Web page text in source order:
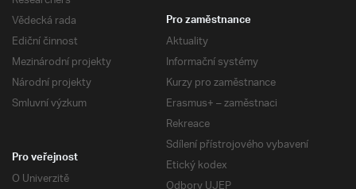
Vědecká rada
Ediční činnost
Mezinárodní projekty
Národní projekty
Smluvní výzkum
Pro zaměstnance
Aktuality
Informační systémy
Kurzy pro zaměstnance
Erasmus+ – zaměstnaci
Rekreace
Sdílení přístrojového vybavení
Etický kodex
Pro veřejnost
O Univerzitě